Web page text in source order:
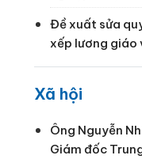
Đề xuất sửa
xếp lương giáo
Xã hội
Ông Nguyễn
Giám đốc